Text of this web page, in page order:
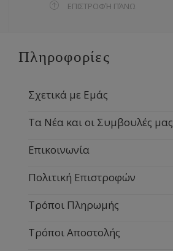
ΕΠΙΣΤΡΟΦΉ ΠΆΝΩ
Πληροφορίες
Σχετικά με Εμάς
Τα Νέα και οι Συμβουλές μας
Επικοινωνία
Πολιτική Επιστροφών
Τρόποι Πληρωμής
Τρόποι Αποστολής